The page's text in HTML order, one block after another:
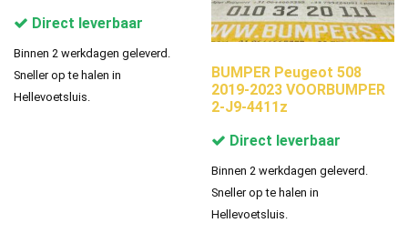
Direct leverbaar
Binnen 2 werkdagen geleverd.
Sneller op te halen in
Hellevoetsluis.
BUMPER Peugeot 508
2019-2023 VOORBUMPER
2-J9-4411z
Direct leverbaar
Binnen 2 werkdagen geleverd.
Sneller op te halen in
Hellevoetsluis.